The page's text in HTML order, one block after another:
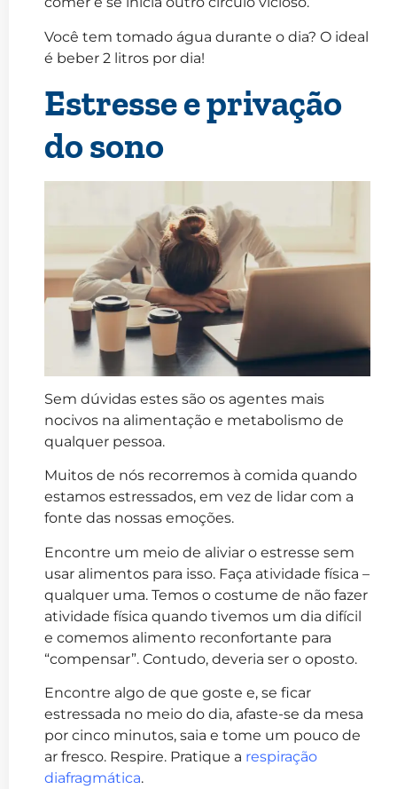
Você tem tomado água durante o dia? O ideal
é beber 2 litros por dia!
Estresse e privação
do sono
Sem dúvidas estes são os agentes mais
nocivos na alimentação e metabolismo de
qualquer pessoa.
Muitos de nós recorremos à comida quando
estamos estressados, em vez de lidar com a
fonte das nossas emoções.
Encontre um meio de aliviar o estresse sem
usar alimentos para isso. Faça atividade física –
qualquer uma. Temos o costume de não fazer
atividade física quando tivemos um dia difícil
e comemos alimento reconfortante para
“compensar”. Contudo, deveria ser o oposto.
Encontre algo de que goste e, se ficar
estressada no meio do dia, afaste-se da mesa
por cinco minutos, saia e tome um pouco de
ar fresco. Respire. Pratique a respiração
diafragmática.